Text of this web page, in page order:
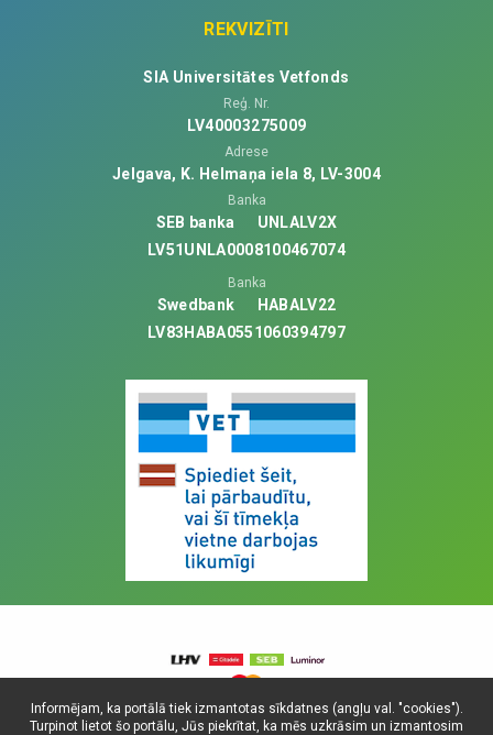
Informējam, ka portālā tiek izmantotas sīkdatnes (angļu val. "cookies").
Turpinot lietot šo portālu, Jūs piekrītat, ka mēs uzkrāsim un izmantosim
REKVIZĪTI
SIA Universitātes Vetfonds
Reģ. Nr.
LV40003275009
Adrese
Jelgava, K. Helmaņa iela 8, LV-3004
Banka
SEB banka
UNLALV2X
LV51UNLA0008100467074
Banka
Swedbank
HABALV22
LV83HABA0551060394797
© Visas tiesības aizsargātas, 2025. SIA